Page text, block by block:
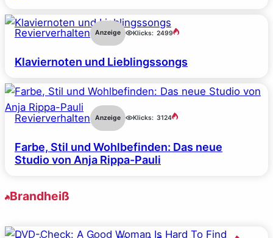
Revierverhalten Anzeige Klicks: 2499
Klaviernoten und Lieblingssongs
Revierverhalten Anzeige Klicks: 3124
Farbe, Stil und Wohlbefinden: Das neue
Studio von Anja Rippa-Pauli
Brandheiß